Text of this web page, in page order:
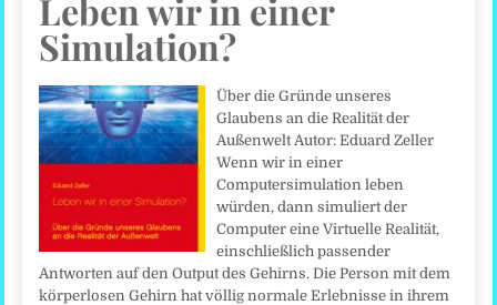
Leben wir in einer
Simulation?
Über die Gründe unseres
Glaubens an die Realität der
Außenwelt Autor: Eduard Zeller
Wenn wir in einer
Computersimulation leben
würden, dann simuliert der
Computer eine Virtuelle Realität,
einschließlich passender
Antworten auf den Output des Gehirns. Die Person mit dem
körperlosen Gehirn hat völlig normale Erlebnisse in ihrem